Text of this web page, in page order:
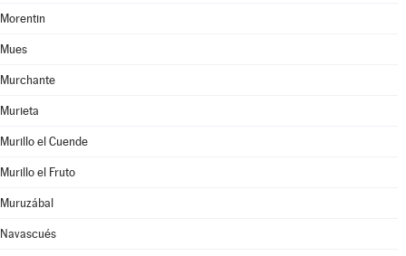
Morentin
Mues
Murchante
Murieta
Murillo el Cuende
Murillo el Fruto
Muruzábal
Navascués